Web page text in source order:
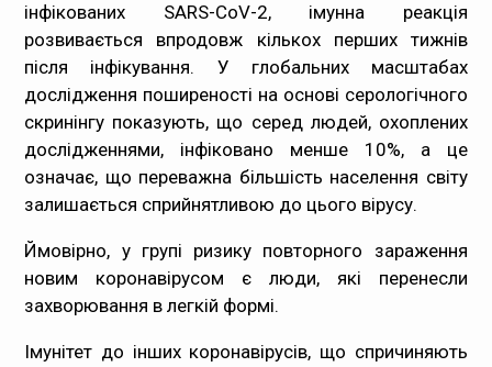
інфікованих SARS-CoV-2, імунна реакція
розвивається впродовж кількох перших тижнів
після інфікування. У глобальних масштабах
дослідження поширеності на основі серологічного
скринінгу показують, що серед людей, охоплених
дослідженнями, інфіковано менше 10%, а це
означає, що переважна більшість населення світу
залишається сприйнятливою до цього вірусу.
Ймовірно, у групі ризику повторного зараження
новим коронавірусом є люди, які перенесли
захворювання в легкій формі.
Імунітет до інших коронавірусів, що спричиняють